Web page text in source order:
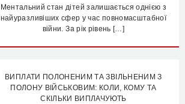
Ментальний стан дітей залишається однією з
найуразливіших сфер у час повномасштабної
війни. За рік рівень […]
ВИПЛАТИ ПОЛОНЕНИМ ТА ЗВІЛЬНЕНИМ З
ПОЛОНУ ВІЙСЬКОВИМ: КОЛИ, КОМУ ТА
СКІЛЬКИ ВИПЛАЧУЮТЬ